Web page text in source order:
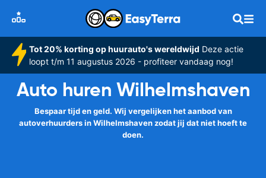
Tot 20% korting op huurauto's wereldwijd Deze actie
loopt t/m 11 augustus 2026 - profiteer vandaag nog!
Auto huren Wilhelmshaven
Bespaar tijd en geld. Wij vergelijken het aanbod van
autoverhuurders in Wilhelmshaven zodat jij dat niet hoeft te
doen.